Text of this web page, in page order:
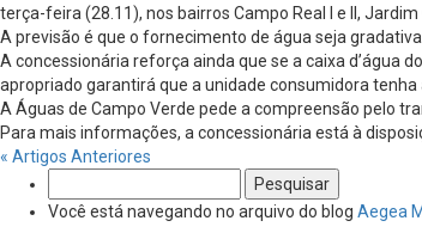
terça-feira (28.11), nos bairros Campo Real I e II, Jardim
A previsão é que o fornecimento de água seja
A concessionária reforça ainda que se a caixa d’água
apropriado garantirá que a unidade consumidora
A Águas de Campo Verde pede a compreensão pelo
Para mais informações, a concessionária está à
« Artigos Anteriores
por:
Você está navegando no arquivo do blog Aegea